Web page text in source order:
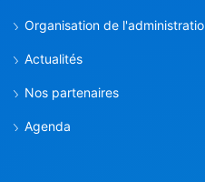
Organisation de
Actualités
Nos partenaires
Agenda